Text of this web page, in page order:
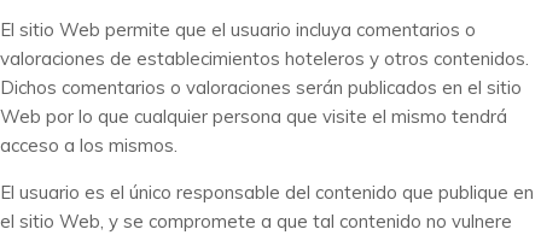
El sitio Web permite que el usuario incluya comentarios o
valoraciones de establecimientos hoteleros y otros contenidos.
Dichos comentarios o valoraciones serán publicados en el sitio
Web por lo que cualquier persona que visite el mismo tendrá
acceso a los mismos.
El usuario es el único responsable del contenido que publique en
el sitio Web, y se compromete a que tal contenido no vulnere